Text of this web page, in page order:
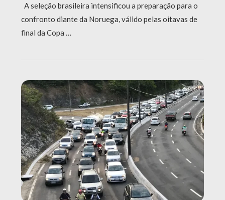
A seleção brasileira intensificou a preparação para o
confronto diante da Noruega, válido pelas oitavas de
final da Copa …